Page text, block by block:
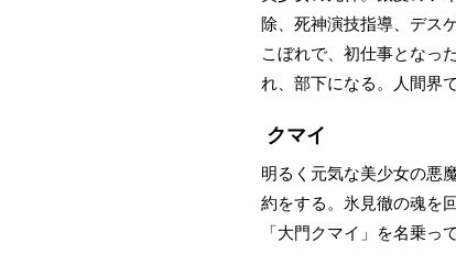
除、死神演技指導、デス
こぼれで、初仕事となっ
れ、部下になる。人間界
クマイ
明るく元気な美少女の悪
約をする。氷見徹の魂を
「大門クマイ」を名乗っ